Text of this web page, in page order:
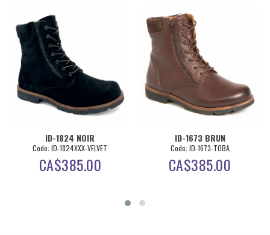
ID-1824 NOIR
Code: ID-1824XXX-VELVET
CA$385.00
ID-1673 BRUN
Code: ID-1673-TOBA
CA$385.00